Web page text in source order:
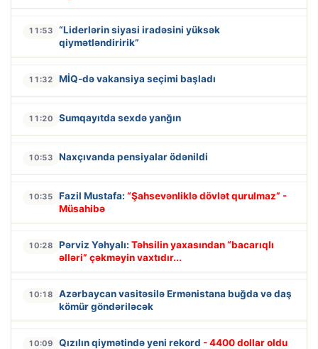
11:53
“Liderlərin siyasi iradəsini yüksək
qiymətləndiririk”
11:32 MİQ-də vakansiya seçimi başladı
11:20 Sumqayıtda sexdə yanğın
10:53 Naxçıvanda pensiyalar ödənildi
10:35 Fazil Mustafa: “Şahsevənliklə dövlət qurulmaz” -
Müsahibə
10:28 Pərviz Yəhyalı: Təhsilin yaxasından “bacarıqlı
əlləri” çəkməyin vaxtıdır...
10:18
Azərbaycan vasitəsilə Ermənistana buğda və daş
kömür göndəriləcək
10:09 Qızılın qiymətində yeni rekord - 4400 dollar oldu